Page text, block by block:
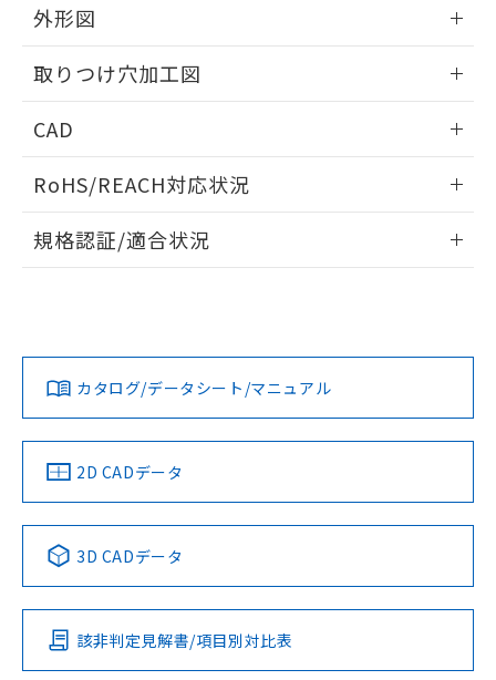
外形図
取りつけ穴加工図
CAD
ドすることができます。
ログイン/会員登録
ダウンロードデータをご利用いただく前に、以下を必ずお読
みください。
ソフトウェアの使用条件
RoHS/REACH対応状況
EU RoHS 注意事項・凡例
対応済み
中国 RoHS 注意事項・凡例
Pb Hg Cd Cr(VI)
O
規格認証/適合状況
LR型式承認
（イギリス
船舶規格）
DNV型式承認
（ノルウェー
BV型式承認
（フランス
KR型式
（韓国
No No No No
この製品の規格認証/適合状況ページへ
その他の認証はこちらのページからご検索ください
カタログ/データシート/マニュアル
2D CADデータ
3D CADデータ
該非判定見解書/項目別対比表
※当社の共同利用者とは、
の共同利用に関して"
の「1.共同利
とができます。
EU RoHS指令（10物質）の非含有証明書
ものではありません。
また、RoHS指令のフタル酸エステル類４
物質の対応では、対応完了までの期間は出
荷製品に未対応品が混在することから備考
欄に対応日を記載しておりました。